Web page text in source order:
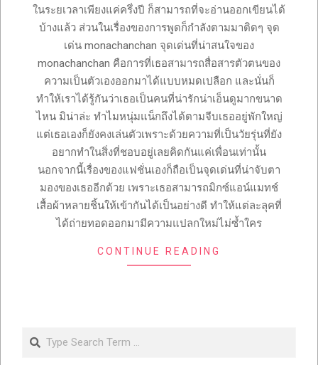
ในระยเวลาเพียงแค่ครึ่งปี ก็สามารถที่จะอ่านออกเขียนได้
บ้างแล้ว ส่วนในเรื่องของการพูดก็กำลังตามมาติดๆ จุด
เด่น monachanchan จุดเด่นที่น่าสนใจของ
monachanchan คือการที่เธอสามารถสื่อสารตัวตนของ
ความเป็นตัวเองออกมาได้แบบหมดเปลือก และนั่นก็
ทำให้เราได้รู้กันว่าเธอเป็นคนที่น่ารักน่าเอ็นดูมากขนาด
ไหน มิน่าล่ะ ทำไมหนุ่มแน็กถึงได้ตามจีบเธออยู่พักใหญ่
แต่เธอเองก็ยังคงเล่นตัวเพราะด้วยความที่เป็นวัยรุ่นที่ยัง
อยากทำในสิ่งที่ชอบอยู่เลยคิดกันแค่เพื่อนเท่านั้น
นอกจากนี้เรื่องของแฟชั่นเองก็ถือเป็นจุดเด่นที่น่าจับตา
มองของเธออีกด้วย เพราะเธอสามารถมิกซ์แอน์แมทช์
เสื้อผ้าหลายชิ้นให้เข้ากันได้เป็นอย่างดี ทำให้แต่ละลุคที่
ได้ถ่ายทอดออกมามีความแปลกใหม่ไม่ซ้ำใคร
CONTINUE READING
Search